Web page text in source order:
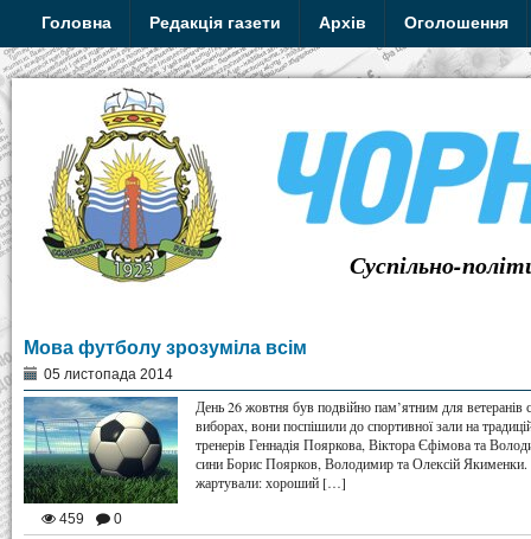
Головна Редакція газети Архів Оголошення
Суспільно-
Мова футболу зрозуміла всім
05 листопада 2014
День 26 жовтня був подвійно пам’ятним для
виборах, вони поспішили до спортивної зали на
тренерів Геннадія Пояркова, Віктора Єфімова та
сини Борис Поярков, Володимир та Олексій Якименки.
жартували: хороший […]
459 0